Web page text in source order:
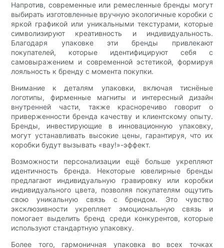
Напротив, современные или ремесленные бренды могут
выбирать изготовленные вручную экологичные коробки с
яркой графикой или уникальными текстурами, которые
символизируют креативность и индивидуальность.
Благодаря упаковке эти бренды привлекают
покупателей, которые идентифицируют себя с
самовыражением и современной эстетикой, формируя
лояльность к бренду с момента покупки.
Внимание к деталям упаковки, включая тиснёные
логотипы, фирменные магниты и интересный дизайн
внутренней части, также красноречиво говорит о
приверженности бренда качеству и клиентскому опыту.
Бренды, инвестирующие в инновационную упаковку,
могут устанавливать высокие цены, гарантируя, что их
коробки будут вызывать «вау!»-эффект.
Возможности персонализации ещё больше укрепляют
идентичность бренда. Некоторые ювелирные бренды
предлагают индивидуальную гравировку или коробки
индивидуального цвета, позволяя покупателям ощутить
свою уникальную связь с брендом. Это чувство
эксклюзивности укрепляет эмоциональную связь и
помогает выделить бренд среди конкурентов, которые
используют стандартную упаковку.
Более того, гармоничная упаковка во всех точках